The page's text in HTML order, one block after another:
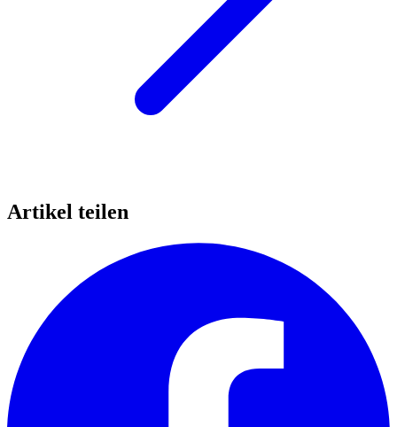
Artikel teilen